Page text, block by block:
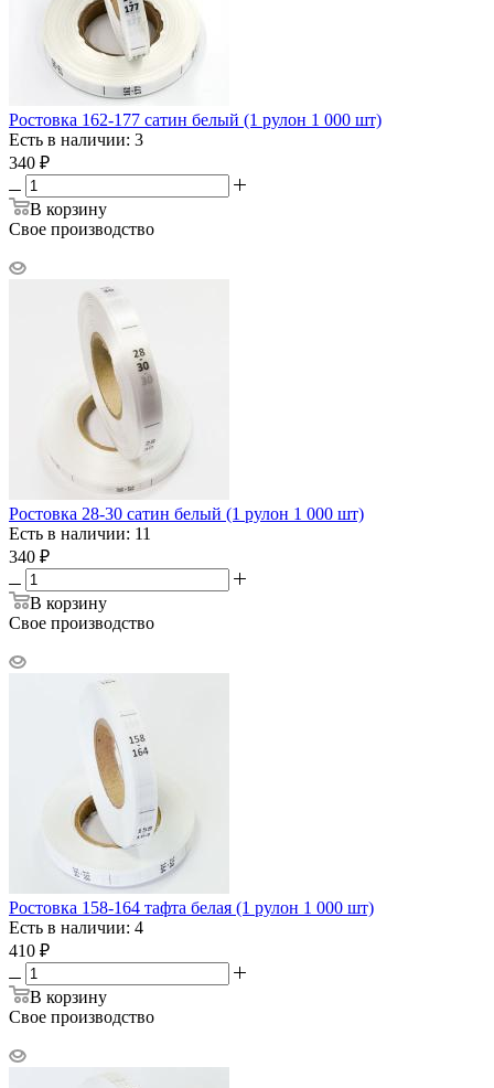
Ростовка 162-177 сатин белый (1 рулон 1 000 шт)
Есть в наличии: 3
340 ₽
В корзину
Свое производство
Ростовка 28-30 сатин белый (1 рулон 1 000 шт)
Есть в наличии: 11
340 ₽
В корзину
Свое производство
Ростовка 158-164 тафта белая (1 рулон 1 000 шт)
Есть в наличии: 4
410 ₽
В корзину
Свое производство